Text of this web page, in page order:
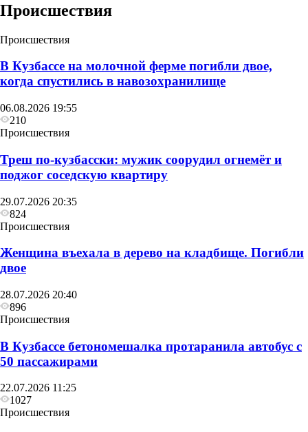
Происшествия
Происшествия
В Кузбассе на молочной ферме погибли двое,
когда спустились в навозохранилище
06.08.2026 19:55
210
Происшествия
Треш по-кузбасски: мужик соорудил огнемёт и
поджог соседскую квартиру
29.07.2026 20:35
824
Происшествия
Женщина въехала в дерево на кладбище. Погибли
двое
28.07.2026 20:40
896
Происшествия
В Кузбассе бетономешалка протаранила автобус с
50 пассажирами
22.07.2026 11:25
1027
Происшествия